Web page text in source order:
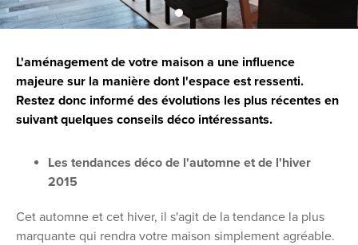
L'aménagement de votre maison a une influence
majeure sur la manière dont l'espace est ressenti.
Restez donc informé des évolutions les plus récentes en
suivant quelques conseils déco intéressants.
Les tendances déco de l'automne et de l'hiver
2015
Cet automne et cet hiver, il s'agit de la tendance la plus
marquante qui rendra votre maison simplement agréable.